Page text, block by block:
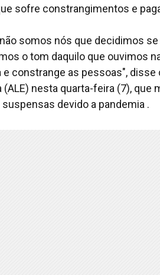
sofre constrangimentos e
somos nós que decidimos
o tom daquilo que ouvimos
e constrange as pessoas",
(ALE) nesta quarta-feira (7),
devido a pandemia .